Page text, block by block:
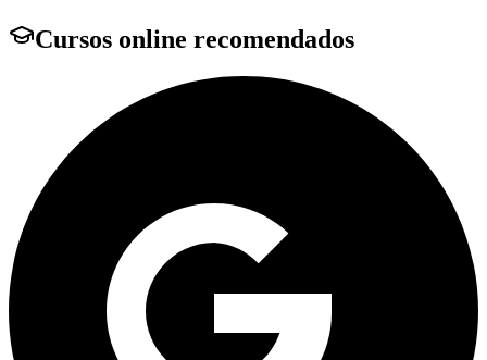
Cursos online recomendados